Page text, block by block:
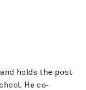
holds the post
He co-